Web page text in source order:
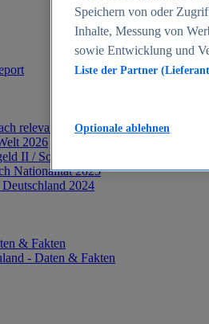
relevanten Altersgruppen 2024
2026
II / Sozialgeld / Bürgergeld in
Nationalität 2025
2024
& Fakten
- Daten & Fakten
Speichern von oder
Inhalte, Messung von
sowie Entwicklung und
Liste der Partner
Optionale ablehnen